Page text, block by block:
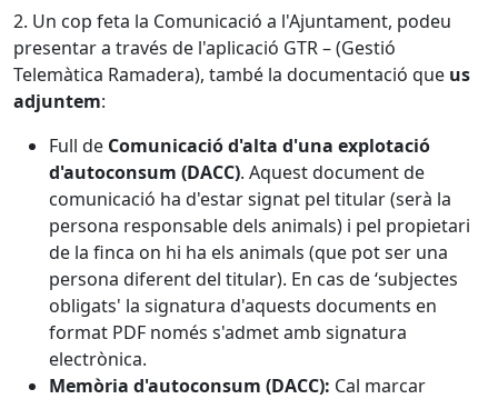
2. Un cop feta la Comunicació a l'Ajuntament, podeu
presentar a través de l'aplicació GTR – (Gestió
Telemàtica Ramadera), també la documentació que us
adjuntem:
Full de Comunicació d'alta d'una explotació
d'autoconsum (DACC). Aquest document de
comunicació ha d'estar signat pel titular (serà la
persona responsable dels animals) i pel propietari
de la finca on hi ha els animals (que pot ser una
persona diferent del titular). En cas de ‘subjectes
obligats' la signatura d'aquests documents en
format PDF només s'admet amb signatura
electrònica.
Memòria d'autoconsum (DACC): Cal marcar